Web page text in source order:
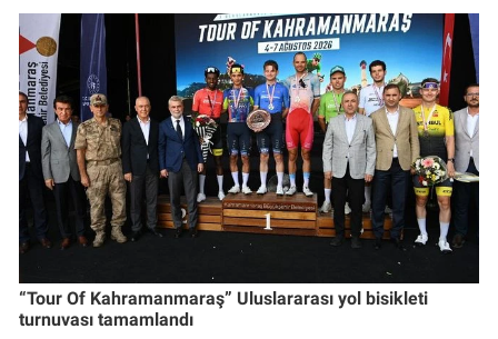
“Tour Of Kahramanmaraş” Uluslararası yol bisikleti
turnuvası tamamlandı